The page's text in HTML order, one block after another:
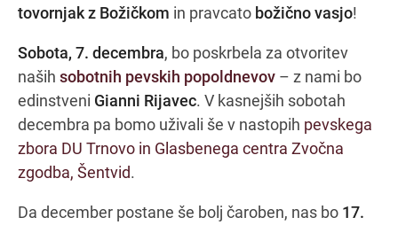
tovornjak z Božičkom in pravcato božično vasjo!
Sobota, 7. decembra, bo poskrbela za otvoritev
naših sobotnih pevskih popoldnevov – z nami bo
edinstveni Gianni Rijavec. V kasnejših sobotah
decembra pa bomo uživali še v nastopih pevskega
zbora DU Trnovo in Glasbenega centra Zvočna
zgodba, Šentvid.
Da december postane še bolj čaroben, nas bo 17.